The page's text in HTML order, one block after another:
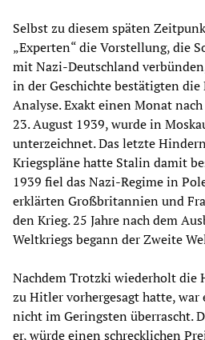
Selbst zu diesem späten
„Experten“ die Vorstellung, die
mit Nazi-Deutschland
in der Geschichte bestätigten
Analyse. Exakt einen Monat
23. August 1939, wurde in
unterzeichnet. Das letzte
Kriegspläne hatte Stalin damit
1939 fiel das Nazi-Regime in
erklärten Großbritannien und
den Krieg. 25 Jahre nach dem
Weltkriegs begann der Zweite
Nachdem Trotzki wiederholt die
zu Hitler vorhergesagt hatte,
nicht im Geringsten überrascht.
er, würde einen schrecklichen